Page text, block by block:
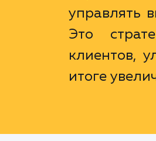
управлять
Это
клиентов,
итоге